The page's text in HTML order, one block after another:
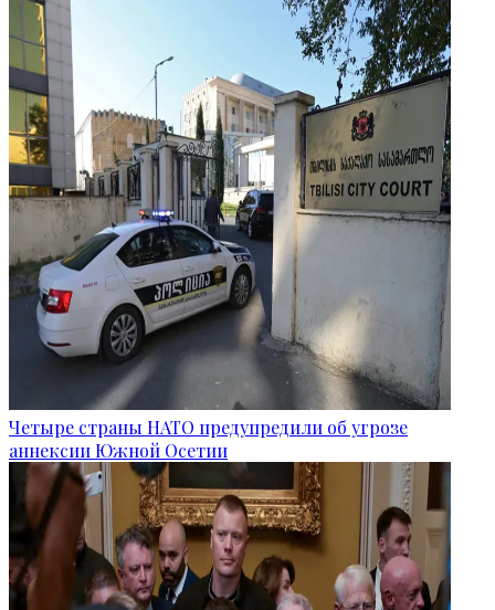
Четыре страны НАТО предупредили об угрозе
аннексии Южной Осетии